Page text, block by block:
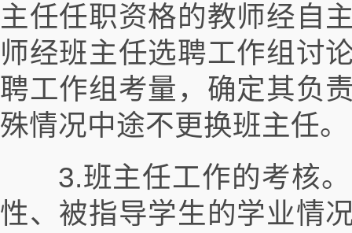
主任任职资格的教师经自
师经班主任选聘工作组讨
聘工作组考量，确定其负
殊情况中途不更换班主任。
3.班主任工作的考核。
性、被指导学生的学业情